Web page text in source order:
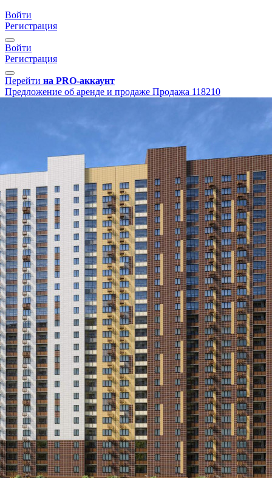
Войти
Регистрация
Войти
Регистрация
Перейти на PRO-аккаунт
Предложение об аренде и продаже Продажа 118210